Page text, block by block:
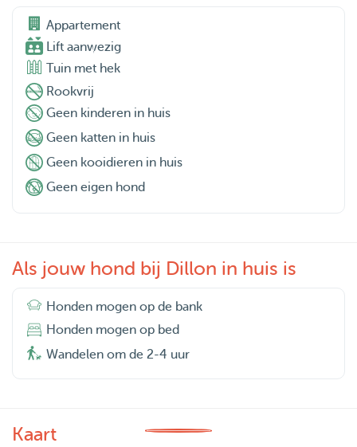
Appartement
 Lift aanwezig
Tuin met hek
Rookvrij
Geen kinderen in huis
Geen katten in huis
Geen kooidieren in huis
Geen eigen hond
Als jouw hond bij Dillon in huis is
Honden mogen op de bank
Honden mogen op bed
Wandelen om de 2-4 uur
Kaart